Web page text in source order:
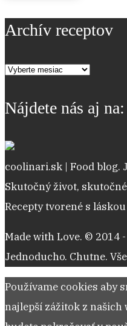
Archív receptov
Archív
Nájdete nás aj na:
coolinari.sk | Food blog.
Skutočný život,
Recepty tvorené s
Made with Love. © 2014
Jednoducho. Chutne.
Používame cookies aby
najlepší zážitok z našich